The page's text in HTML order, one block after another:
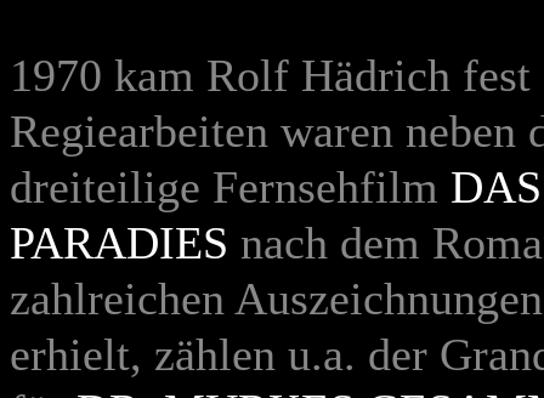
1970 kam Rolf Hädrich
Regiearbeiten waren neben
dreiteilige Fernsehfilm
PARADIES nach dem
zahlreichen
erhielt, zählen u.a. der